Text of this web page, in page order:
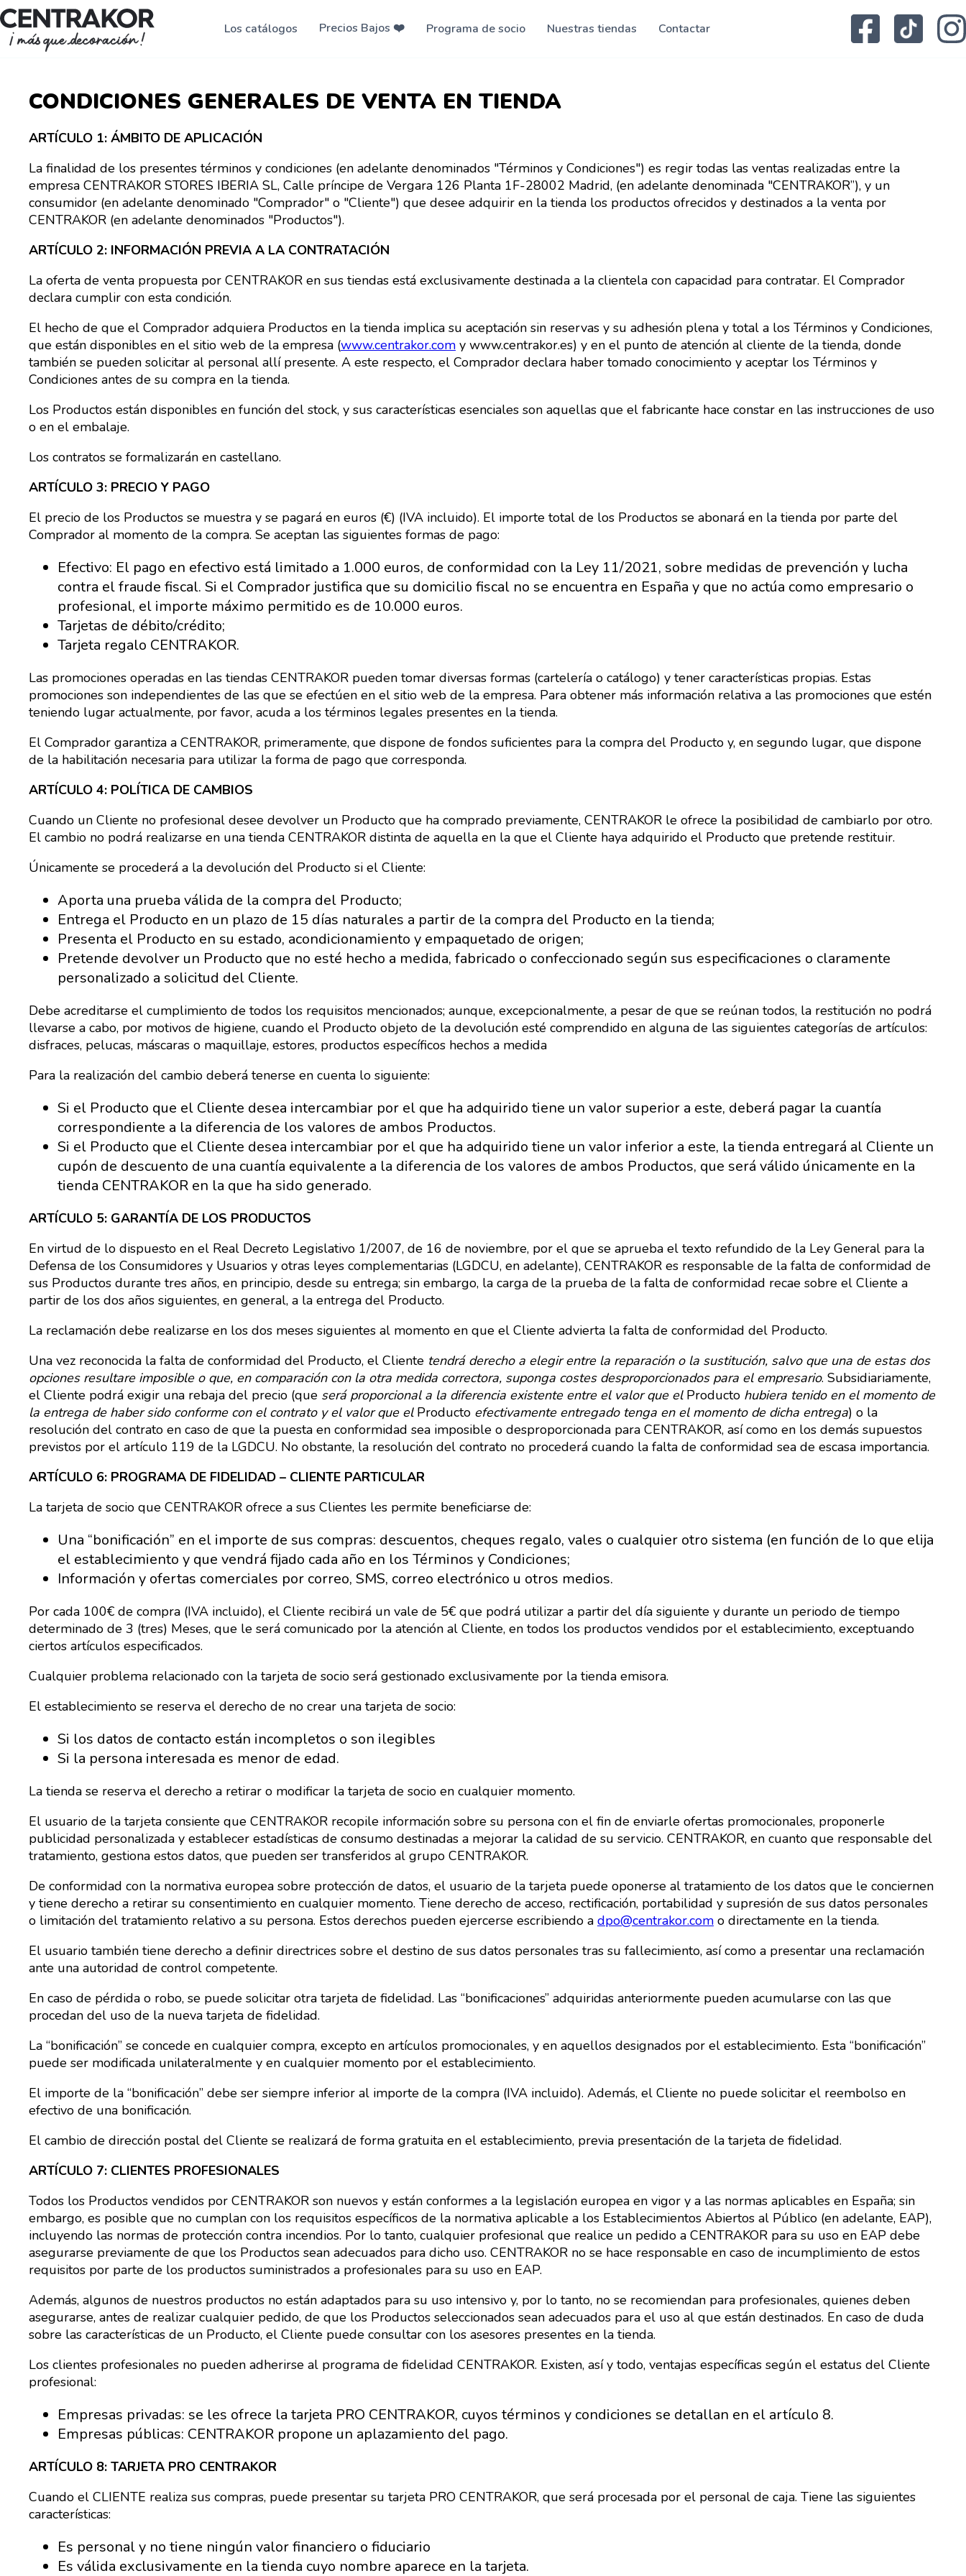
Pasar
al
contenido
Navigation
Los catálogos Precios Bajos ❤️️ Programa de socio Nuestras tiendas Contactar
CONDICIONES GENERALES DE VENTA EN TIENDA
ARTÍCULO 1: ÁMBITO DE APLICACIÓN
La finalidad de los presentes términos y condiciones (en adelante denominados "Términos y Condiciones") es regir todas las ventas realizadas entre la
empresa CENTRAKOR STORES IBERIA SL, Calle príncipe de Vergara 126 Planta 1F-28002 Madrid, (en adelante denominada "CENTRAKOR”), y un
consumidor (en adelante denominado "Comprador" o "Cliente") que desee adquirir en la tienda los productos ofrecidos y destinados a la venta por
CENTRAKOR (en adelante denominados "Productos").
ARTÍCULO 2: INFORMACIÓN PREVIA A LA CONTRATACIÓN
La oferta de venta propuesta por CENTRAKOR en sus tiendas está exclusivamente destinada a la clientela con capacidad para contratar. El Comprador
declara cumplir con esta condición.
El hecho de que el Comprador adquiera Productos en la tienda implica su aceptación sin reservas y su adhesión plena y total a los Términos y Condiciones,
que están disponibles en el sitio web de la empresa (www.centrakor.com y www.centrakor.es) y en el punto de atención al cliente de la tienda, donde
también se pueden solicitar al personal allí presente. A este respecto, el Comprador declara haber tomado conocimiento y aceptar los Términos y
Condiciones antes de su compra en la tienda.
Los Productos están disponibles en función del stock, y sus características esenciales son aquellas que el fabricante hace constar en las instrucciones de uso
o en el embalaje.
Los contratos se formalizarán en castellano.
ARTÍCULO 3: PRECIO Y PAGO
El precio de los Productos se muestra y se pagará en euros (€) (IVA incluido). El importe total de los Productos se abonará en la tienda por parte del
Comprador al momento de la compra. Se aceptan las siguientes formas de pago:
Efectivo: El pago en efectivo está limitado a 1.000 euros, de conformidad con la Ley 11/2021, sobre medidas de prevención y lucha
contra el fraude fiscal. Si el Comprador justifica que su domicilio fiscal no se encuentra en España y que no actúa como empresario o
profesional, el importe máximo permitido es de 10.000 euros.
Tarjetas de débito/crédito;
Tarjeta regalo CENTRAKOR.
Las promociones operadas en las tiendas CENTRAKOR pueden tomar diversas formas (cartelería o catálogo) y tener características propias. Estas
promociones son independientes de las que se efectúen en el sitio web de la empresa. Para obtener más información relativa a las promociones que estén
teniendo lugar actualmente, por favor, acuda a los términos legales presentes en la tienda.
El Comprador garantiza a CENTRAKOR, primeramente, que dispone de fondos suficientes para la compra del Producto y, en segundo lugar, que dispone
de la habilitación necesaria para utilizar la forma de pago que corresponda.
ARTÍCULO 4: POLÍTICA DE CAMBIOS
Cuando un Cliente no profesional desee devolver un Producto que ha comprado previamente, CENTRAKOR le ofrece la posibilidad de cambiarlo por otro.
El cambio no podrá realizarse en una tienda CENTRAKOR distinta de aquella en la que el Cliente haya adquirido el Producto que pretende restituir.
Únicamente se procederá a la devolución del Producto si el Cliente:
Aporta una prueba válida de la compra del Producto;
Entrega el Producto en un plazo de 15 días naturales a partir de la compra del Producto en la tienda;
Presenta el Producto en su estado, acondicionamiento y empaquetado de origen;
Pretende devolver un Producto que no esté hecho a medida, fabricado o confeccionado según sus especificaciones o claramente
personalizado a solicitud del Cliente.
Debe acreditarse el cumplimiento de todos los requisitos mencionados; aunque, excepcionalmente, a pesar de que se reúnan todos, la restitución no podrá
llevarse a cabo, por motivos de higiene, cuando el Producto objeto de la devolución esté comprendido en alguna de las siguientes categorías de artículos:
disfraces, pelucas, máscaras o maquillaje, estores, productos específicos hechos a medida
Para la realización del cambio deberá tenerse en cuenta lo siguiente:
Si el Producto que el Cliente desea intercambiar por el que ha adquirido tiene un valor superior a este, deberá pagar la cuantía
correspondiente a la diferencia de los valores de ambos Productos.
Si el Producto que el Cliente desea intercambiar por el que ha adquirido tiene un valor inferior a este, la tienda entregará al Cliente un
cupón de descuento de una cuantía equivalente a la diferencia de los valores de ambos Productos, que será válido únicamente en la
tienda CENTRAKOR en la que ha sido generado.
ARTÍCULO 5: GARANTÍA DE LOS PRODUCTOS
En virtud de lo dispuesto en el Real Decreto Legislativo 1/2007, de 16 de noviembre, por el que se aprueba el texto refundido de la Ley General para la
Defensa de los Consumidores y Usuarios y otras leyes complementarias (LGDCU, en adelante), CENTRAKOR es responsable de la falta de conformidad de
sus Productos durante tres años, en principio, desde su entrega; sin embargo, la carga de la prueba de la falta de conformidad recae sobre el Cliente a
partir de los dos años siguientes, en general, a la entrega del Producto.
La reclamación debe realizarse en los dos meses siguientes al momento en que el Cliente advierta la falta de conformidad del Producto.
Una vez reconocida la falta de conformidad del Producto, el Cliente tendrá derecho a elegir entre la reparación o la sustitución, salvo que una de estas dos
opciones resultare imposible o que, en comparación con la otra medida correctora, suponga costes desproporcionados para el empresario. Subsidiariamente,
el Cliente podrá exigir una rebaja del precio (que será proporcional a la diferencia existente entre el valor que el Producto hubiera tenido en el momento de
la entrega de haber sido conforme con el contrato y el valor que el Producto efectivamente entregado tenga en el momento de dicha entrega) o la
resolución del contrato en caso de que la puesta en conformidad sea imposible o desproporcionada para CENTRAKOR, así como en los demás supuestos
previstos por el artículo 119 de la LGDCU. No obstante, la resolución del contrato no procederá cuando la falta de conformidad sea de escasa importancia.
ARTÍCULO 6: PROGRAMA DE FIDELIDAD – CLIENTE PARTICULAR
La tarjeta de socio que CENTRAKOR ofrece a sus Clientes les permite beneficiarse de:
Una “bonificación” en el importe de sus compras: descuentos, cheques regalo, vales o cualquier otro sistema (en función de lo que elija
el establecimiento y que vendrá fijado cada año en los Términos y Condiciones;
Información y ofertas comerciales por correo, SMS, correo electrónico u otros medios.
Por cada 100€ de compra (IVA incluido), el Cliente recibirá un vale de 5€ que podrá utilizar a partir del día siguiente y durante un periodo de tiempo
determinado de 3 (tres) Meses, que le será comunicado por la atención al Cliente, en todos los productos vendidos por el establecimiento, exceptuando
ciertos artículos especificados.
Cualquier problema relacionado con la tarjeta de socio será gestionado exclusivamente por la tienda emisora.
El establecimiento se reserva el derecho de no crear una tarjeta de socio:
Si los datos de contacto están incompletos o son ilegibles
Si la persona interesada es menor de edad.
La tienda se reserva el derecho a retirar o modificar la tarjeta de socio en cualquier momento.
El usuario de la tarjeta consiente que CENTRAKOR recopile información sobre su persona con el fin de enviarle ofertas promocionales, proponerle
publicidad personalizada y establecer estadísticas de consumo destinadas a mejorar la calidad de su servicio. CENTRAKOR, en cuanto que responsable del
tratamiento, gestiona estos datos, que pueden ser transferidos al grupo CENTRAKOR.
De conformidad con la normativa europea sobre protección de datos, el usuario de la tarjeta puede oponerse al tratamiento de los datos que le conciernen
y tiene derecho a retirar su consentimiento en cualquier momento. Tiene derecho de acceso, rectificación, portabilidad y supresión de sus datos personales
o limitación del tratamiento relativo a su persona. Estos derechos pueden ejercerse escribiendo a dpo@centrakor.com o directamente en la tienda.
El usuario también tiene derecho a definir directrices sobre el destino de sus datos personales tras su fallecimiento, así como a presentar una reclamación
ante una autoridad de control competente.
En caso de pérdida o robo, se puede solicitar otra tarjeta de fidelidad. Las “bonificaciones” adquiridas anteriormente pueden acumularse con las que
procedan del uso de la nueva tarjeta de fidelidad.
La “bonificación” se concede en cualquier compra, excepto en artículos promocionales, y en aquellos designados por el establecimiento. Esta “bonificación”
puede ser modificada unilateralmente y en cualquier momento por el establecimiento.
El importe de la “bonificación” debe ser siempre inferior al importe de la compra (IVA incluido). Además, el Cliente no puede solicitar el reembolso en
efectivo de una bonificación.
El cambio de dirección postal del Cliente se realizará de forma gratuita en el establecimiento, previa presentación de la tarjeta de fidelidad.
ARTÍCULO 7: CLIENTES PROFESIONALES
Todos los Productos vendidos por CENTRAKOR son nuevos y están conformes a la legislación europea en vigor y a las normas aplicables en España; sin
embargo, es posible que no cumplan con los requisitos específicos de la normativa aplicable a los Establecimientos Abiertos al Público (en adelante, EAP),
incluyendo las normas de protección contra incendios. Por lo tanto, cualquier profesional que realice un pedido a CENTRAKOR para su uso en EAP debe
asegurarse previamente de que los Productos sean adecuados para dicho uso. CENTRAKOR no se hace responsable en caso de incumplimiento de estos
requisitos por parte de los productos suministrados a profesionales para su uso en EAP.
Además, algunos de nuestros productos no están adaptados para su uso intensivo y, por lo tanto, no se recomiendan para profesionales, quienes deben
asegurarse, antes de realizar cualquier pedido, de que los Productos seleccionados sean adecuados para el uso al que están destinados. En caso de duda
sobre las características de un Producto, el Cliente puede consultar con los asesores presentes en la tienda.
Los clientes profesionales no pueden adherirse al programa de fidelidad CENTRAKOR. Existen, así y todo, ventajas específicas según el estatus del Cliente
profesional:
Empresas privadas: se les ofrece la tarjeta PRO CENTRAKOR, cuyos términos y condiciones se detallan en el artículo 8.
Empresas públicas: CENTRAKOR propone un aplazamiento del pago.
ARTÍCULO 8: TARJETA PRO CENTRAKOR
Cuando el CLIENTE realiza sus compras, puede presentar su tarjeta PRO CENTRAKOR, que será procesada por el personal de caja. Tiene las siguientes
características:
Es personal y no tiene ningún valor financiero o fiduciario
Es válida exclusivamente en la tienda cuyo nombre aparece en la tarjeta.
Panel de gestión de cookies